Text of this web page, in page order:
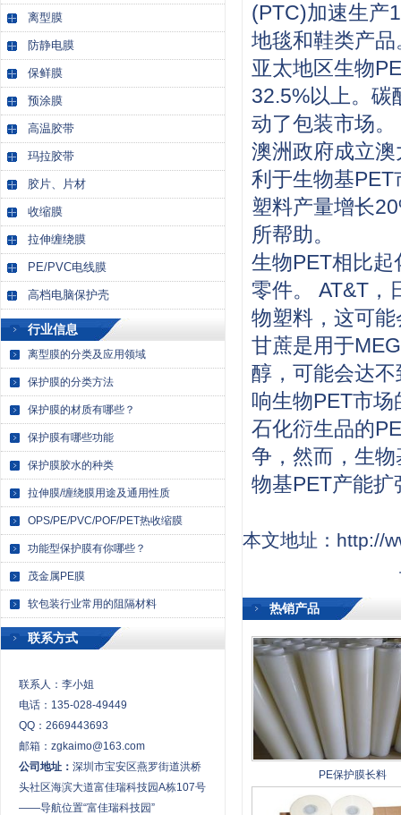
离型膜
防静电膜
保鲜膜
预涂膜
高温胶带
玛拉胶带
胶片、片材
收缩膜
拉伸缠绕膜
PE/PVC电线膜
高档电脑保护壳
行业信息
离型膜的分类及应用领域
保护膜的分类方法
保护膜的材质有哪些？
保护膜有哪些功能
保护膜胶水的种类
拉伸膜/缠绕膜用途及通用性质
OPS/PE/PVC/POF/PET热收缩膜
功能型保护膜有你哪些？
茂金属PE膜
软包装行业常用的阻隔材料
联系方式
联系人：李小姐
电话：135-028-49449
QQ：2669443693
邮箱：zgkaimo@163.com
公司地址： 深圳市宝安区燕罗街道洪桥
头社区海滨大道富佳瑞科技园A栋107号
——导航位置“富佳瑞科技园”
(PTC)加速生产
地毯和鞋类产品
亚太地区生物
32.5%以上。碳
动了包装市场。
澳洲政府成立
利于生物基
塑料产量增长
所帮助。
生物PET相比
零件。 AT&T，
物塑料，这可
甘蔗是用于
醇，可能会达
响生物PET市
石化衍生品的
争，然而，生
物基PET产能
本文地址：http://
热销产品
PE保护膜长料